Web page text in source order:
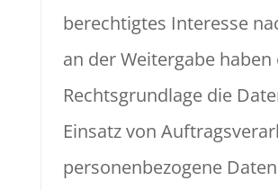
berechtigtes Interesse
an der Weitergabe
Rechtsgrundlage die
Einsatz von
personenbezogene